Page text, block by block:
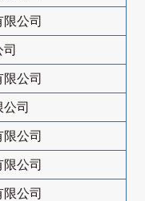
公司
公司
司
公司
公司
公司